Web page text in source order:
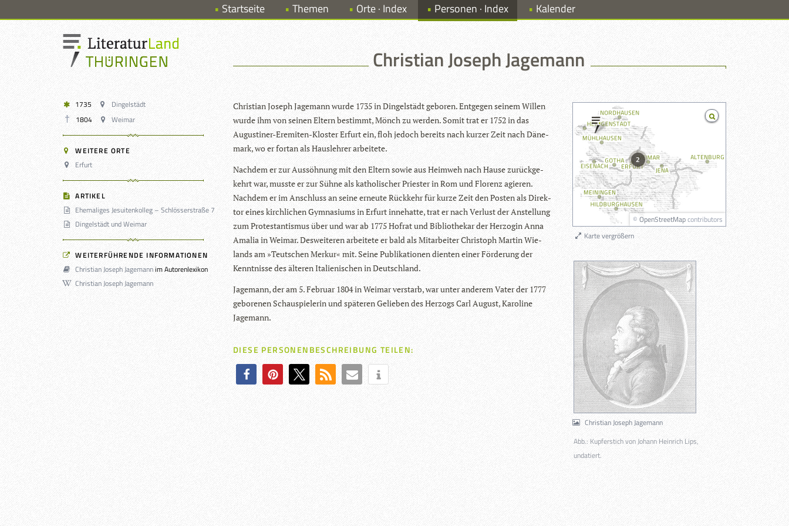
Startseite Themen Orte · Index Personen · Index Kalender
Christian Joseph Jagemann
1735
Dingelstädt
1804
Weimar
WEITERE ORTE
Erfurt
ARTIKEL
Ehemaliges Jesuitenkolleg – Schlösserstraße 7
Dingelstädt und Weimar
WEITERFÜHRENDE INFORMATIONEN
Christian Joseph Jagemannim Autorenlexikon
Christian Joseph Jagemann
Chris­tian Joseph Jage­mann wurde 1735 in Din­gel­städt gebo­ren. Ent­ge­gen sei­nem Wil­len
wurde ihm von sei­nen Eltern bestimmt, Mönch zu wer­den. Somit trat er 1752 in das
Augus­ti­ner-Ere­mi­ten-Klos­ter Erfurt ein, floh jedoch bereits nach kur­zer Zeit nach Däne­
mark, wo er fortan als Haus­leh­rer arbeitete.
Nach­dem er zur Aus­söh­nung mit den Eltern sowie aus Heim­weh nach Hause zurück­ge­
kehrt war, musste er zur Sühne als katho­li­scher Pries­ter in Rom und Flo­renz agie­ren.
Nach­dem er im Anschluss an seine erneute Rück­kehr für kurze Zeit den Pos­ten als Direk­
tor eines kirch­li­chen Gym­na­si­ums in Erfurt inne­hatte, trat er nach Ver­lust der Anstel­lung
zum Pro­tes­tan­tis­mus über und war ab 1775 Hof­rat und Biblio­the­kar der Her­zo­gin Anna
Ama­lia in Wei­mar. Des­wei­te­ren arbei­tete er bald als Mit­ar­bei­ter Chris­toph Mar­tin Wie­
lands am »Teut­schen Mer­kur« mit. Seine Publi­ka­tio­nen dien­ten einer För­de­rung der
Kennt­nisse des älte­ren Ita­lie­ni­schen in Deutschland.
Jage­mann, der am 5. Februar 1804 in Wei­mar ver­starb, war unter ande­rem Vater der 1777
gebo­re­nen Schau­spie­le­rin und spä­te­ren Gelie­ben des Her­zogs Carl August, Karo­line
Jagemann.
DIESE PERSONENBESCHREIBUNG TEILEN:
2
© OpenStreetMapcontributors
Karte vergrößern
Christian Joseph Jagemann
Abb.: Kupferstich von Johann Heinrich Lips,
undatiert.